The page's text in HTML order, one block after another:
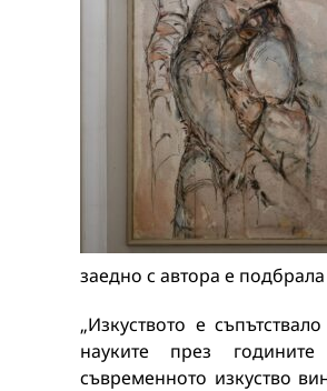
заедно с автора е
„Изкуството е
науките през
съвременното изкуство